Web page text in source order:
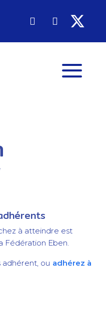
à atteindre est
Fédération Eben.
adhérent, ou adhérez à